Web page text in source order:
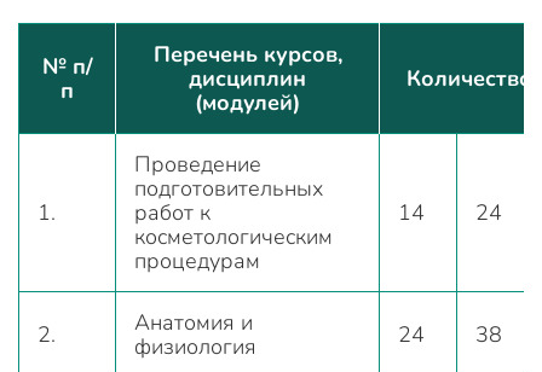
№ п/
п
Перечень курсов,
дисциплин
(модулей)
Количество
1.
Проведение
подготовительных
работ к
косметологическим
процедурам
14 24
2.
Анатомия и
физиология
24 38